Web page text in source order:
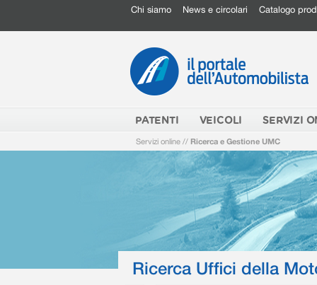
Chi siamo News e circolari Catalogo
PATENTI VEICOLI SERVIZI
Servizi online // Ricerca e Gestione UMC
Ricerca Uffici della